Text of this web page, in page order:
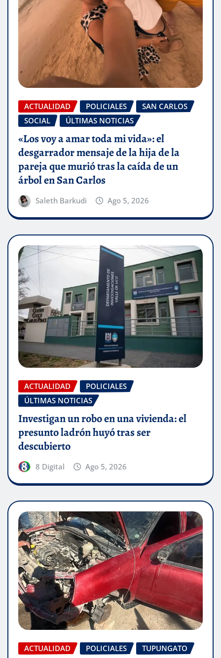
ACTUALIDAD POLICIALES
SAN CARLOS
SOCIAL
ÚLTIMAS NOTICIAS
«Los voy a amar toda mi vida»: el
desgarrador mensaje de la hija de la
pareja que murió tras la caída de un
árbol en San Carlos
Saleth Barkudi Ago 5, 2026
ACTUALIDAD
POLICIALES
ÚLTIMAS NOTICIAS
Investigan un robo en una vivienda: el
presunto ladrón huyó tras ser
descubierto
8 Digital Ago 5, 2026
ACTUALIDAD POLICIALES TUPUNGATO